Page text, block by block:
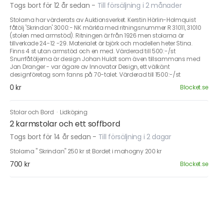
Togs bort för 12 år sedan - Till försäljning i 2 månader
Stolarna har värderats av Auktionsverket. Kerstin Hörlin-Holmquist
fåtölj 'Skrindan' 3000:- NK märkta med ritningsnummer R 31011, 31010
(stolen med armstöd). Ritningen är från 1926 men stolarna är
tillverkade 24-12 -29. Materialet är björk och modellen heter Stina.
Finns 4 st utan armstöd och en med. Värderad till 500:-/st
Snurrfåtöljerna är design Johan Huldt som även tillsammans med
Jan Dranger - var ägare av Innovator Design, ett välkänt
designföretag som fanns på 70-talet. Värderad till 1500:-/st
0 kr Blocket.se
Stolar och Bord · Lidköping
2 karmstolar och ett soffbord
Togs bort för 14 år sedan - Till försäljning i 2 dagar
Stolarna " Skrindan" 250 kr st Bordet i mahogny 200 kr
700 kr Blocket.se